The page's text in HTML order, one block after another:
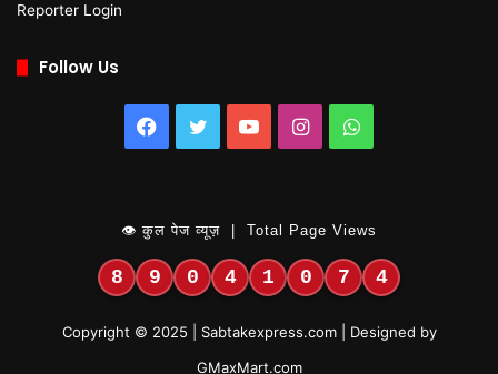
Reporter Login
Follow Us
Facebook
TwitterYouTubeInstagramWhatsApp
👁 कुल पेज व्यूज़ | Total Page Views
8 9 0 4 1 0 7 4
Copyright © 2025 | Sabtakexpress.com | Designed by
GMaxMart.com